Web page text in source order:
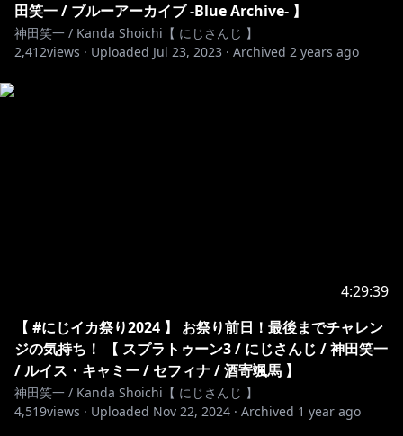
田笑一 / ブルーアーカイブ -Blue Archive- 】
神田笑一 / Kanda Shoichi【 にじさんじ 】
2,412views · Uploaded Jul 23, 2023 · Archived 2 years ago
4:29:39
【 #にじイカ祭り2024 】 お祭り前日！最後までチャレン
ジの気持ち！ 【 スプラトゥーン3 / にじさんじ / 神田笑一
/ ルイス・キャミー / セフィナ / 酒寄颯馬 】
神田笑一 / Kanda Shoichi【 にじさんじ 】
4,519views · Uploaded Nov 22, 2024 · Archived 1 year ago